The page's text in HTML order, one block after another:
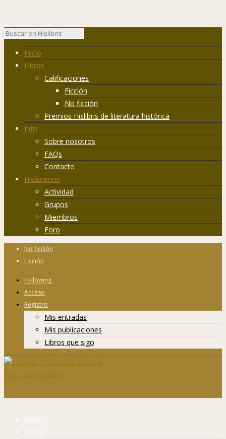
Inicio
Libros
Calificaciones
Ficción
No ficción
Premios Hislibris de literatura histórica
Info
Sobre nosotros
FAQs
Contacto
Hislibreños
Actividad
Grupos
Miembros
Foro
No ficción
Ficción
Following
Acceso
Registro
Mis entradas
Mis publicaciones
Libros que sigo
Inicio
Libros